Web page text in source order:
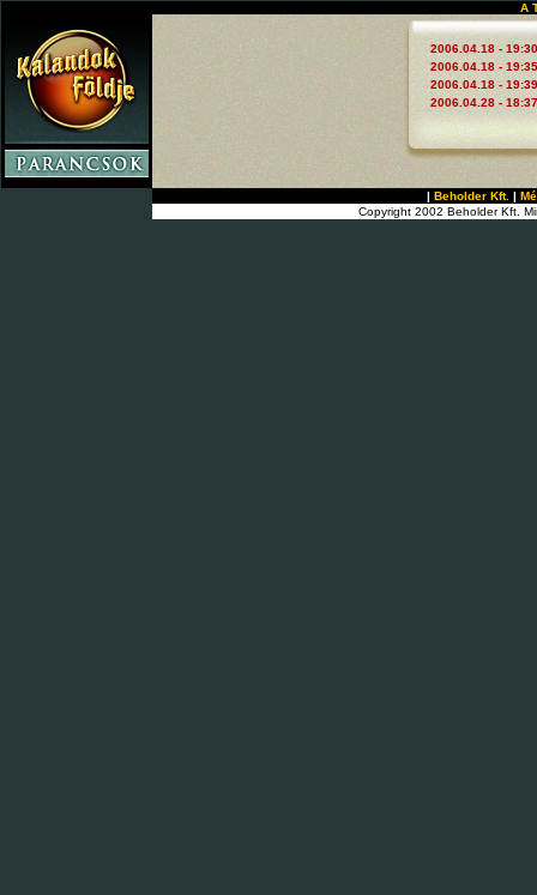
A
2006.04.18 -
2006.04.18 -
2006.04.18 -
2006.04.28 -
| Beholder Kft. |
Copyright 2002 Beholder Kft.